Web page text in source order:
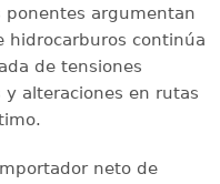
ponentes argumentan
hidrocarburos continúa
de tensiones
alteraciones en rutas
neto de